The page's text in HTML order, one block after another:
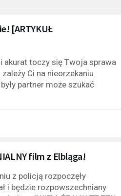
[ARTYKUŁ
akurat toczy się Twoja sprawa
Ci na nieorzekaniu
partner może szukać
film z Elbląga!
z policją rozpoczęły
i będzie rozpowszechniany